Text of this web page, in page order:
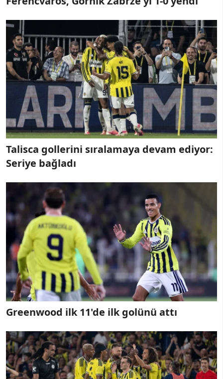
Talisca gollerini sıralamaya devam ediyor:
Seriye bağladı
Greenwood ilk 11'de ilk golünü attı